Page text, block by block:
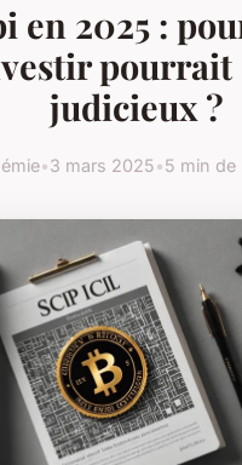
en 2025 :
pourrait
judicieux ?
•3 mars 2025•5 min de